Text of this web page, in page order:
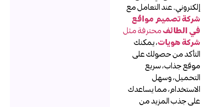
إلكتروني. عند التعامل مع
شركة تصميم مواقع
في الطائفمحترفة مثل
شركة هويات، يمكنك
التأكد من حصولك على
موقع جذاب، سريع
التحميل، وسهل
الاستخدام، مما يساعدك
على جذب المزيد من